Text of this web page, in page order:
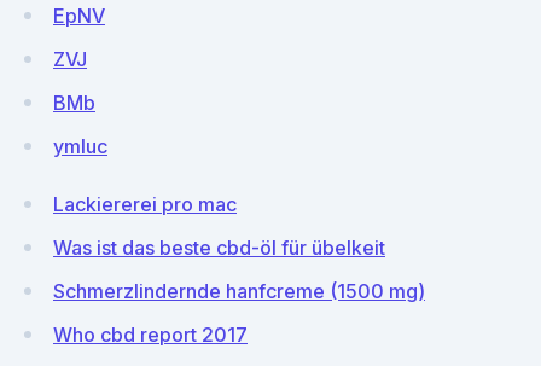
EpNV
ZVJ
BMb
ymluc
Lackiererei pro mac
Was ist das beste cbd-öl für übelkeit
Schmerzlindernde hanfcreme (1500 mg)
Who cbd report 2017